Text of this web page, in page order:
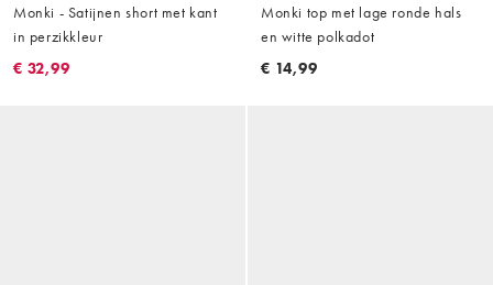
Monki - Satijnen short met kant
in perzikkleur
€ 32,99
Monki top met lage ronde hals
en witte polkadot
€ 14,99